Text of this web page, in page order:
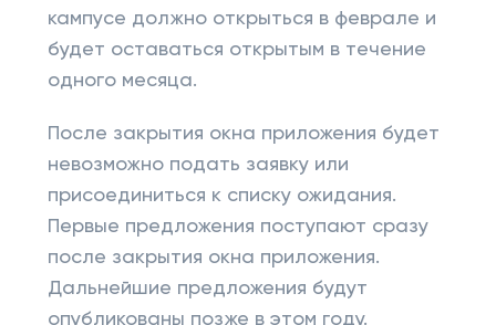
кампусе должно открыться в феврале и
будет оставаться открытым в течение
одного месяца.
После закрытия окна приложения будет
невозможно подать заявку или
присоединиться к списку ожидания.
Первые предложения поступают сразу
после закрытия окна приложения.
Дальнейшие предложения будут
опубликованы позже в этом году.